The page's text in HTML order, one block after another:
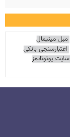
مبل مینیمال
اعتبارسنجی بانکی
سایت یوتوتایمز